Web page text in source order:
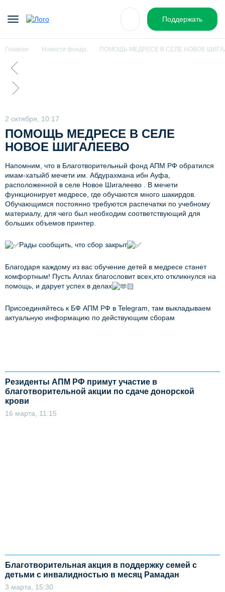
Поддержать
Главная Новости фонда ПОМОЩЬ МЕДРЕСЕ В СЕЛЕ НОВОЕ
2 октября, 10:17
ПОМОЩЬ МЕДРЕСЕ В СЕЛЕ
НОВОЕ ШИГАЛЕЕВО
Напомним, что в Благотворительный фонд АПМ РФ обратился
имам-хатыйб мечети им. Абдурахмана ибн Ауфа,
расположенной в селе Новое Шигалеево . В мечети
функционирует медресе, где обучаются много шакирдов.
Обучающимся постоянно требуются распечатки по учебному
материалу, для чего был необходим соответствующий для
больших объемов принтер.
Рады сообщить, что сбор закрыт
Благодаря каждому из вас обучение детей в медресе станет
комфортным! Пусть Аллах благословит всех,кто откликнулся на
помощь, и дарует успех в делах
Присоединяйтесь к БФ АПМ РФ в Telegram, там выкладываем
актуальную информацию по действующим сборам
Резиденты АПМ РФ примут участие в
благотворительной акции по сдаче донорской
крови
16 марта, 11:15
Благотворительная акция в поддержку семей с
детьми с инвалидностью в месяц Рамадан
3 марта, 15:30